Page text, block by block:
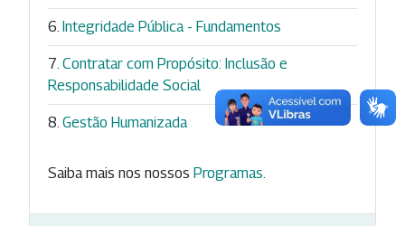
Integridade Pública - Fundamentos
Contratar com Propósito: Inclusão e
Responsabilidade Social
Gestão Humanizada
Saiba mais nos nossos Programas